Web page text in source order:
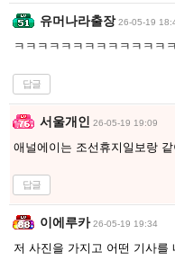
유머나라출장 26-05-19
ㅋㅋㅋㅋㅋㅋㅋㅋㅋㅋㅋㅋㅋ
답글
서울개인 26-05-19 19:09
애널에이는 조선휴지일보랑
답글
이에루카 26-05-19 19:34
저 사진을 가지고 어떤 기사를